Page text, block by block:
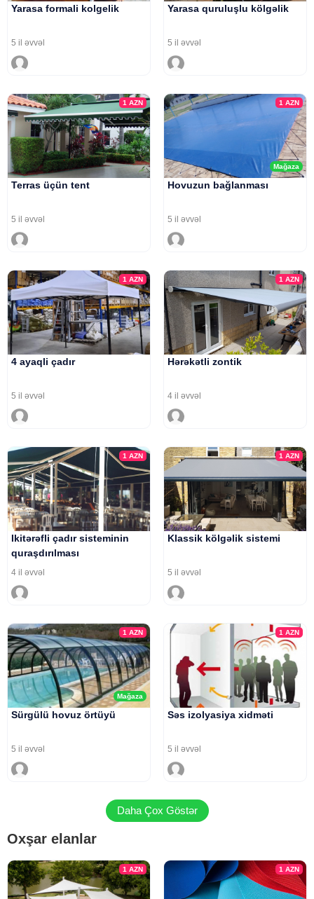
Yarasa formali kolgelik
5 il əvvəl
Yarasa quruluşlu kölgəlik
5 il əvvəl
1AZN
Terras üçün tent
5 il əvvəl
Mağaza
1 AZN
Hovuzun bağlanması
5 il əvvəl
1AZN
4 ayaqli çadır
5 il əvvəl
1 AZN
Hərəkətli zontik
4 il əvvəl
1AZN
Ikitərəfli çadır sisteminin
quraşdırılması
4 il əvvəl
1 AZN
Klassik kölgəlik sistemi
5 il əvvəl
Mağaza
1AZN
Sürgülü hovuz örtüyü
5 il əvvəl
1 AZN
Səs izolyasiya xidməti
5 il əvvəl
Daha Çox Göstər
Oxşar elanlar
1AZN 1 AZN